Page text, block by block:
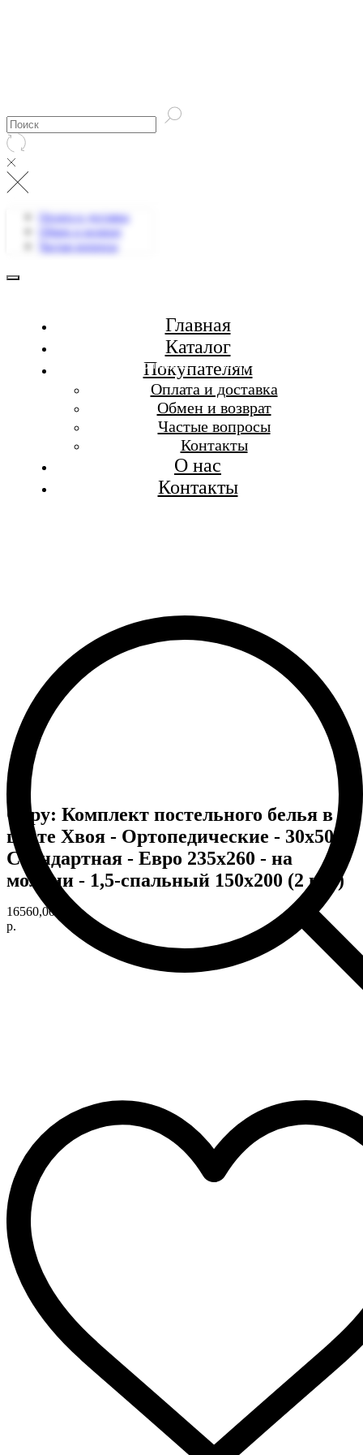
Бесплатная доставка при заказе от 7 000 р.
Оплата и доставка
Обмен и возврат
Частые вопросы
Главная
Каталог
Покупателям
Оплата и доставка
Обмен и возврат
Частые вопросы
Контакты
О нас
Контакты
Copy: Комплект постельного белья в
цвете Хвоя - Ортопедические - 30х50 -
Стандартная - Евро 235х260 - на
молнии - 1,5-спальный 150х200 (2 шт.)
16560,00
р.